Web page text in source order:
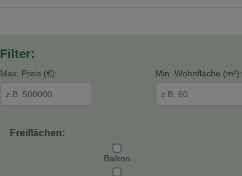
Filter:
Max. Preis (€): Min. Wohnfläche (m²):
Freiflächen:
Balkon